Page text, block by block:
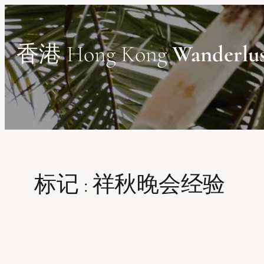
Skip
to
content
香港 Hong Kong
标记 :祥秋晚会经验